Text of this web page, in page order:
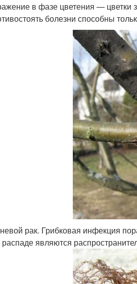
в фазе цветения — цветки
болезни способны
рак. Грибковая инфекция
являются